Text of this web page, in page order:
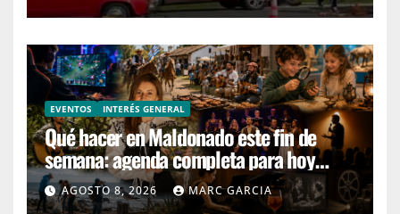
EVENTOS INTERÉS GENERAL
Qué hacer en Maldonado este fin de
semana: agenda completa para hoy
sábado y mañana domingo
AGOSTO 8, 2026 MARC GARCIA